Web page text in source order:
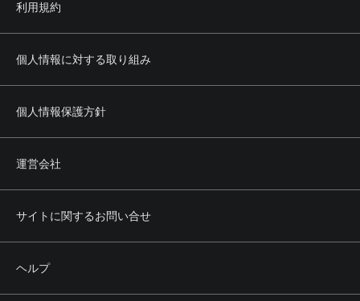
利用規約
個人情報に対する取り組み
個人情報保護方針
運営会社
サイトに関するお問い合せ
ヘルプ